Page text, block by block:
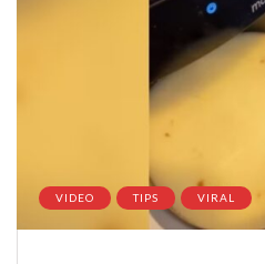
VIDEO TIPS VIRAL